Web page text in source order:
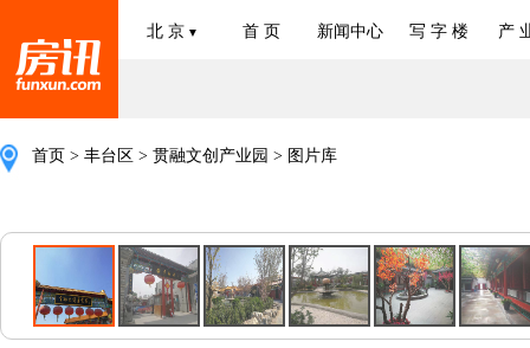
北 京 ▼ 首 页 新闻中心 写 字 楼 产
首页 > 丰台区 > 贯融文创产业园 > 图片库